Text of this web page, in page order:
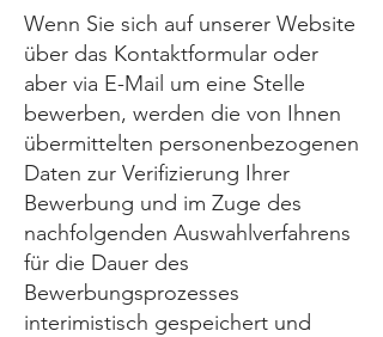
Wenn Sie sich auf unserer Website
über das Kontaktformular oder
aber via E-Mail um eine Stelle
bewerben, werden die von Ihnen
übermittelten personenbezogenen
Daten zur Verifizierung Ihrer
Bewerbung und im Zuge des
nachfolgenden Auswahlverfahrens
für die Dauer des
Bewerbungsprozesses
interimistisch gespeichert und